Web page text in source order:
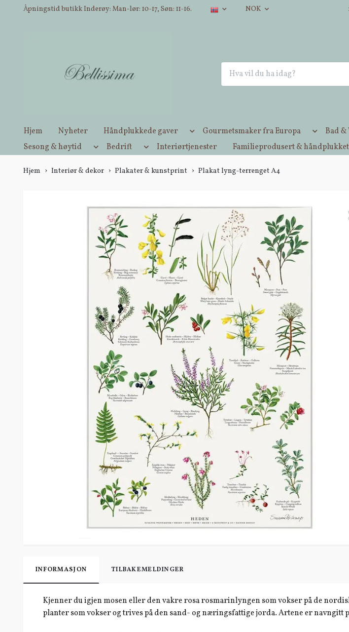
Åpningstid butikk Inderøy: Man-lør: 10-17, Søn: 11-16. NOK
Hjem Nyheter Håndplukkede gaver Gourmetsmaker fra Europa Bad
Sesong & høytid
Bedrift Interiørtjenester Familieprodusert & håndplukket
Hjem Interiør & dekor Plakater & kunstprint Plakat lyng-terrenget A4
INFORMASJON TILBAKEMELDINGER
Kjenner du igjen mosen eller den vakre rosa rosmarinlyngen som vokser på de
planter som vokser og trives på den sand- og næringsfattige jorda. Artene er navngitt